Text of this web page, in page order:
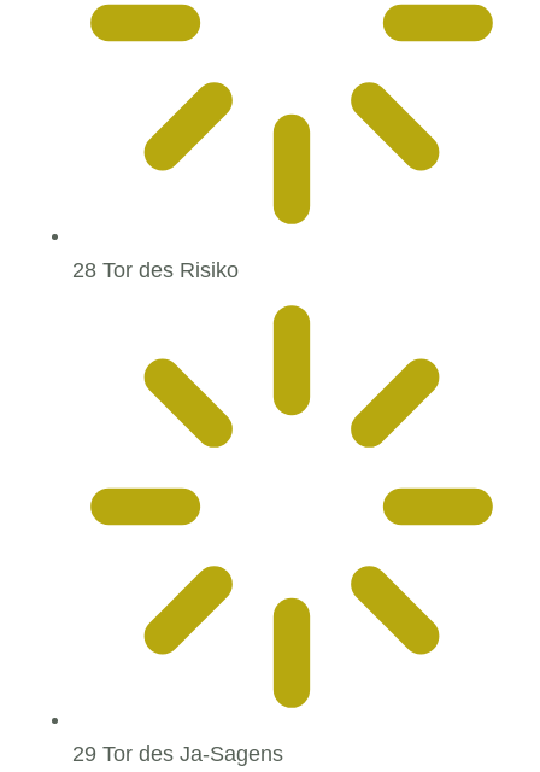
28 Tor des Risiko
29 Tor des Ja-Sagens